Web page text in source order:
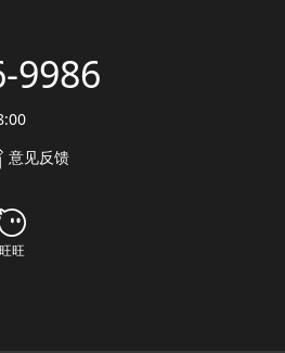
9986
意见反馈
旺旺